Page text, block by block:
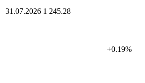
31.07.2026 1 245.28
+0.19%